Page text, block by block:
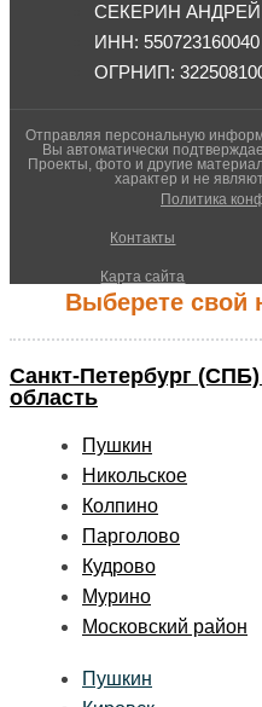
СЕКЕРИН
ИНН: 550723160040
ОГРНИП:
Отправляя персональную
Вы автоматически
Проекты, фото и другие
характер и не
Политика
Контакты
Карта сайта
Выберете свой
Санкт-Петербург
область
Пушкин
Никольское
Колпино
Парголово
Кудрово
Мурино
Московский район
Пушкин